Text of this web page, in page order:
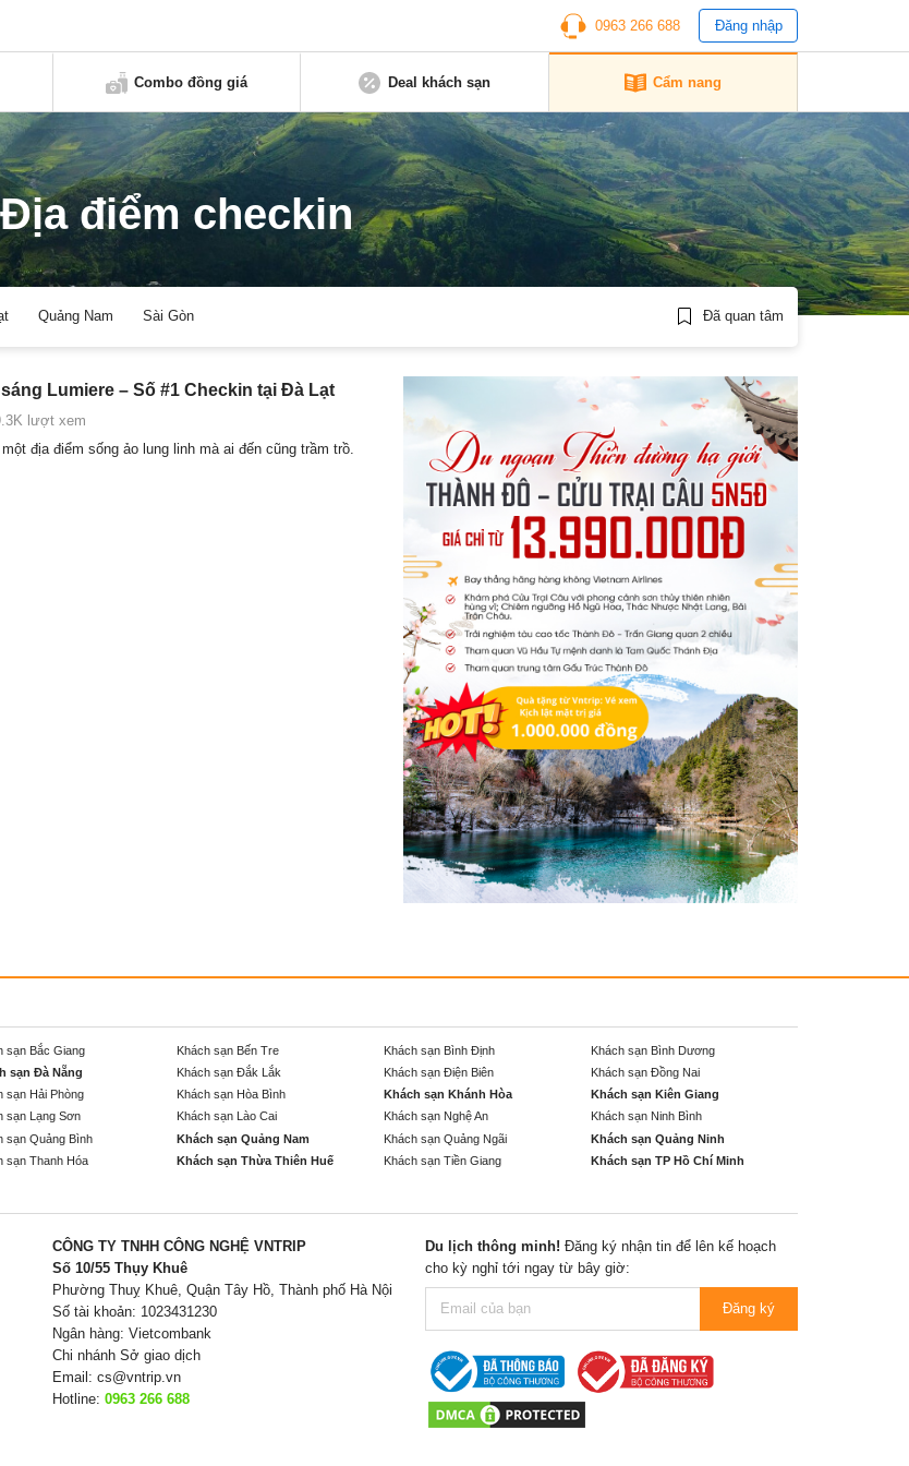
0963 266 688 Đăng nhập
Combo đồng giá Deal khách sạn Cẩm nang
Địa điểm checkin
Quảng Nam Sài Gòn Đã quan tâm
Lumiere – Số #1 Checkin tại Đà Lạt
lượt xem
địa điểm sống ảo lung linh mà ai đến cũng trầm trồ.
sạn Bắc Giang Khách sạn Bến Tre Khách sạn Bình Định
Khách sạn Bình Dương
sạn Đà Nẵng Khách sạn Đắk Lắk Khách sạn Điện Biên
Khách sạn Đồng Nai
sạn Hải Phòng Khách sạn Hòa Bình Khách sạn Khánh Hòa
Khách sạn Kiên Giang
sạn Lạng Sơn Khách sạn Lào Cai Khách sạn Nghệ An
Khách sạn Ninh Bình
sạn Quảng Bình Khách sạn Quảng Nam Khách sạn Quảng Ngãi
Khách sạn Quảng Ninh
sạn Thanh Hóa Khách sạn Thừa Thiên Huế Khách sạn Tiền Giang
Khách sạn TP Hồ Chí Minh
CÔNG TY TNHH CÔNG NGHỆ VNTRIP
Số 10/55 Thụy Khuê
Phường Thuỵ Khuê, Quận Tây Hồ, Thành phố Hà Nội
Số tài khoản: 1023431230
Ngân hàng: Vietcombank
Chi nhánh Sở giao dịch
Email: cs@vntrip.vn
Hotline: 0963 266 688
Du lịch thông minh! Đăng ký nhận tin để lên kế hoạch
cho kỳ nghỉ tới ngay từ bây giờ:
Đăng ký